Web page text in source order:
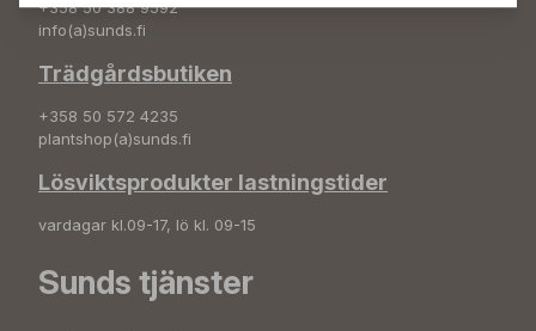
+358 50 388 9592
info(a)sunds.fi
Trädgårdsbutiken
+358 50 572 4235
plantshop(a)sunds.fi
Lösviktsprodukter lastningstider
vardagar kl.09-17, lö kl. 09-15
Sunds tjänster